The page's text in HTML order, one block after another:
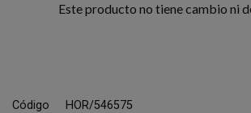
Este producto no tiene cambio ni
Código HOR/546575